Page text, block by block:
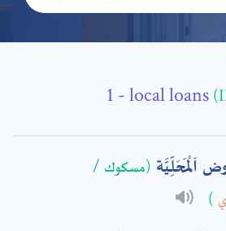
- local loans
اَلْمَحَلِّيَّة (مسكوك /
)
Subject: *
Comment: *